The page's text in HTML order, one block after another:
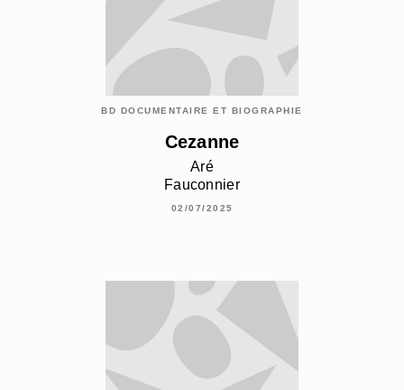
BD DOCUMENTAIRE ET BIOGRAPHIE
Cezanne
Aré
Fauconnier
02/07/2025